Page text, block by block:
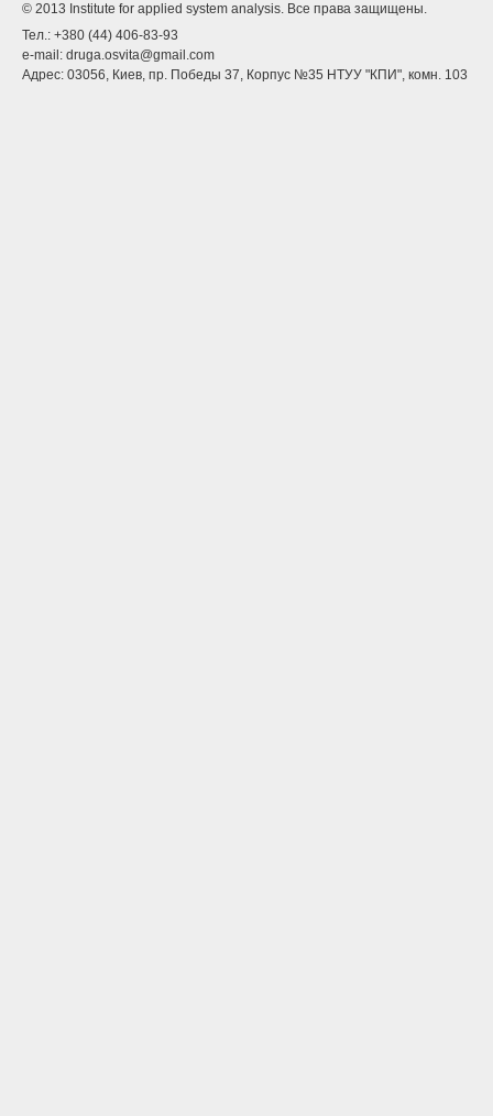
© 2013 Institute for applied system analysis. Все права защищены.
Тел.: +380 (44) 406-83-93
e-mail: druga.osvita@gmail.com
Адрес: 03056, Киев, пр. Победы 37, Корпус №35 НТУУ "КПИ", комн. 103